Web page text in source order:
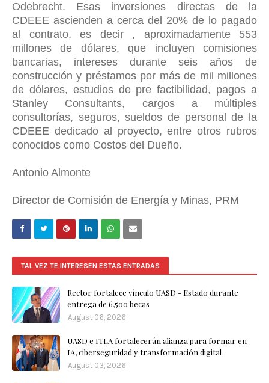
Odebrecht. Esas inversiones directas de la
CDEEE ascienden a cerca del 20% de lo pagado
al contrato, es decir , aproximadamente 553
millones de dólares, que incluyen comisiones
bancarias, intereses durante seis años de
construcción y préstamos por más de mil millones
de dólares, estudios de pre factibilidad, pagos a
Stanley Consultants, cargos a múltiples
consultorías, seguros, sueldos de personal de la
CDEEE dedicado al proyecto, entre otros rubros
conocidos como Costos del Dueño.
Antonio Almonte
Director de Comisión de Energía y Minas, PRM
TAL VEZ TE INTERESEN ESTAS ENTRADAS
Rector fortalece vínculo UASD - Estado durante
entrega de 6,500 becas
August 06, 2026
UASD e ITLA fortalecerán alianza para formar en
IA, ciberseguridad y transformación digital
August 03, 2026